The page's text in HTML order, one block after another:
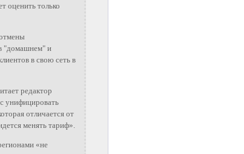
оценить только
"домашнем" и
в свою сеть в
редактор
унифицировать
отличается от
менять тариф».
«не